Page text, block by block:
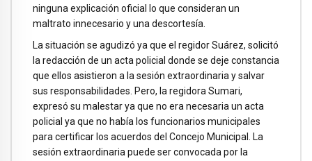
ninguna explicación oficial lo que consideran un
maltrato innecesario y una descortesía.
La situación se agudizó ya que el regidor Suárez, solicitó
la redacción de un acta policial donde se deje constancia
que ellos asistieron a la sesión extraordinaria y salvar
sus responsabilidades. Pero, la regidora Sumari,
expresó su malestar ya que no era necesaria un acta
policial ya que no había los funcionarios municipales
para certificar los acuerdos del Concejo Municipal. La
sesión extraordinaria puede ser convocada por la